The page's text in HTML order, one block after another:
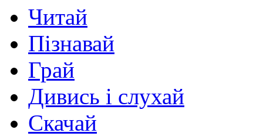
Читай
Пізнавай
Грай
Дивись і слухай
Скачай